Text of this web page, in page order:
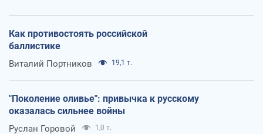
Как противостоять российской
баллистике
Виталий Портников 19,1 т.
"Поколение оливье": привычка к русскому
оказалась сильнее войны
Руслан Горовой 1,0 т.